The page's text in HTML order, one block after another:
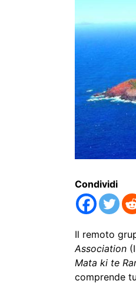
Condividi
Il remoto
Association
Mata ki te
comprende